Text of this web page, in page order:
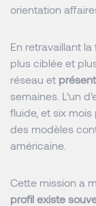
orientation
En retravaillant
plus ciblée et
réseau et
semaines. L’un
fluide, et six mois
des modèles
américaine.
Cette mission a
profil existe